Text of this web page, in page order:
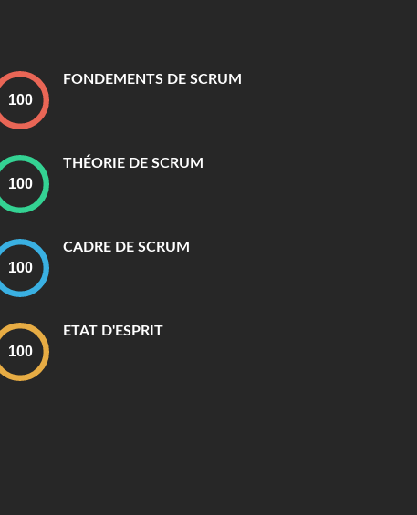
FONDEMENTS DE SCRUM
THÉORIE DE SCRUM
CADRE DE SCRUM
ETAT D'ESPRIT